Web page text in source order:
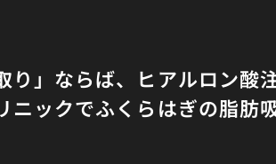
り」ならば、ヒアルロン酸
ニックでふくらはぎの脂肪